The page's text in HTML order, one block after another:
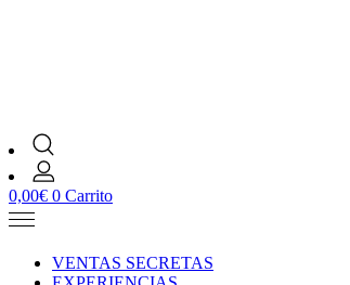
0,00€ 0 Carrito
VENTAS SECRETAS